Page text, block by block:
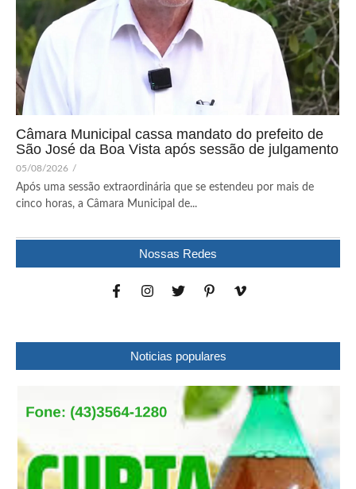
Câmara Municipal cassa mandato do prefeito de
São José da Boa Vista após sessão de julgamento
05/08/2026 /
Após uma sessão extraordinária que se estendeu por mais de
cinco horas, a Câmara Municipal de...
Nossas Redes
Noticias populares